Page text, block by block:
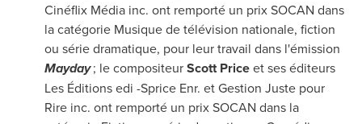
Cinéflix Média inc. ont remporté un prix SOCAN dans
la catégorie Musique de télévision nationale, fiction
ou série dramatique, pour leur travail dans l'émission
Mayday; le compositeurScott Priceet ses éditeurs
Les Éditions edi -Sprice Enr. etGestion Juste pour
Rire inc. ont remporté un prix SOCAN dans la